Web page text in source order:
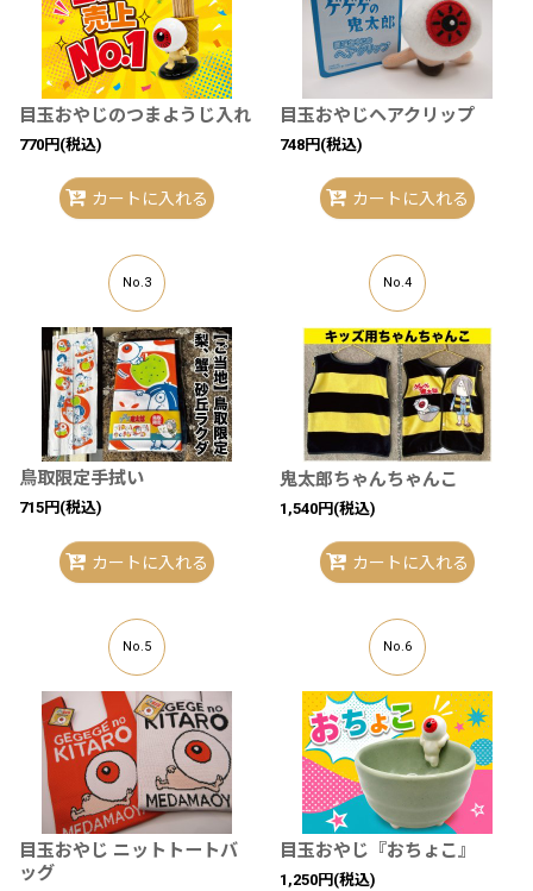
目玉おやじのつまようじ入れ
770円 (税込)
カートに入れる
目玉おやじヘアクリップ
748円 (税込)
カートに入れる
No.3
鳥取限定手拭い
715円 (税込)
カートに入れる
No.4
鬼太郎ちゃんちゃんこ
1,540円 (税込)
カートに入れる
No.5
目玉おやじ ニットトートバ
ッグ
No.6
目玉おやじ『おちょこ』
1,250円 (税込)